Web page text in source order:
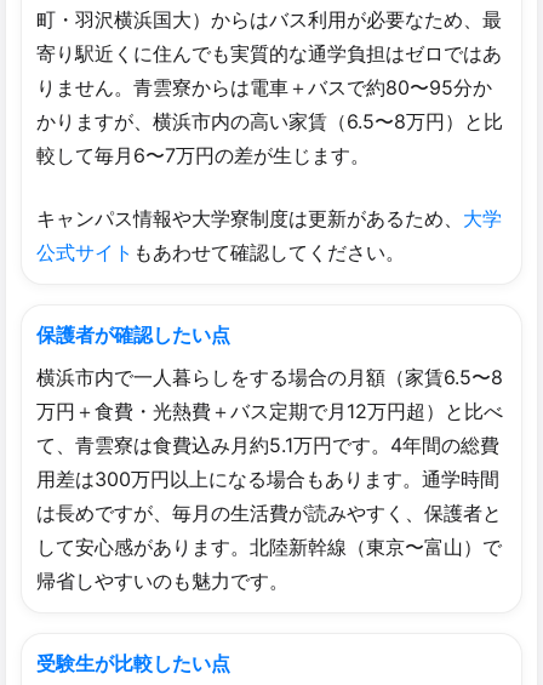
町・羽沢横浜国大）からはバス利用が必要なため、最
寄り駅近くに住んでも実質的な通学負担はゼロではあ
りません。青雲寮からは電車＋バスで約80〜95分か
かりますが、横浜市内の高い家賃（6.5〜8万円）と比
較して毎月6〜7万円の差が生じます。
キャンパス情報や大学寮制度は更新があるため、 大学
公式サイト もあわせて確認してください。
保護者が確認したい点
横浜市内で一人暮らしをする場合の月額（家賃6.5〜8
万円＋食費・光熱費＋バス定期で月12万円超）と比べ
て、青雲寮は食費込み月約5.1万円です。4年間の総費
用差は300万円以上になる場合もあります。通学時間
は長めですが、毎月の生活費が読みやすく、保護者と
して安心感があります。北陸新幹線（東京〜富山）で
帰省しやすいのも魅力です。
受験生が比較したい点